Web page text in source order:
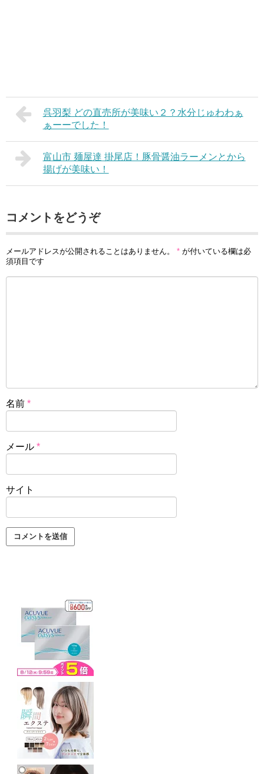
呉羽梨 どの直売所が美味い２？水分じゅわわぁ
ぁーーでした！
富山市 麺屋達 掛尾店！豚骨醤油ラーメンとから
揚げが美味い！
コメントをどうぞ
メールアドレスが公開されることはありません。 * が付いている欄は必
須項目です
名前 *
メール *
サイト